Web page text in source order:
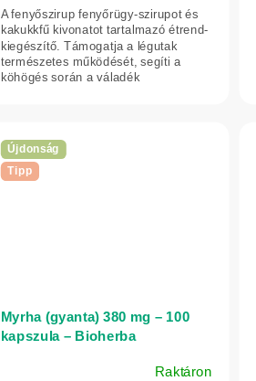
A fenyőszirup fenyőrügy-szirupot és
kakukkfű kivonatot tartalmazó étrend-
kiegészítő. Támogatja a légutak
természetes működését, segíti a
köhögés során a váladék
Újdonság
Tipp
Myrha (gyanta) 380 mg – 100
kapszula – Bioherba
Raktáron